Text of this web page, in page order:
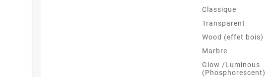
Classique
Transparent
Wood (effet bois)
Marbre
Glow /Luminous
(Phosphorescent)